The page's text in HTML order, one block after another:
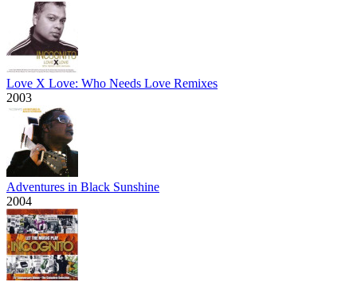
Love X Love: Who Needs Love Remixes
2003
Adventures in Black Sunshine
2004